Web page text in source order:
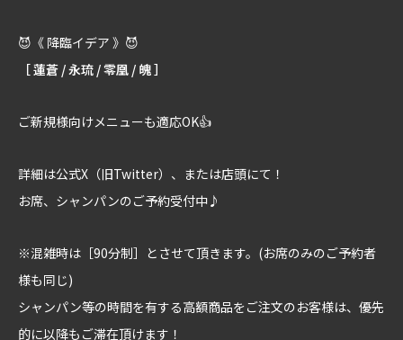
😈《 降臨イデア 》😈
［ 蓮蒼 / 永琉 / 零凰 / 魄 ］
ご新規様向けメニューも適応OK👍
詳細は公式X（旧Twitter）、または店頭にて！
お席、シャンパンのご予約受付中♪
※混雑時は［90分制］とさせて頂きます。(お席のみのご予約者
様も同じ)
シャンパン等の時間を有する高額商品をご注文のお客様は、優先
的に以降もご滞在頂けます！